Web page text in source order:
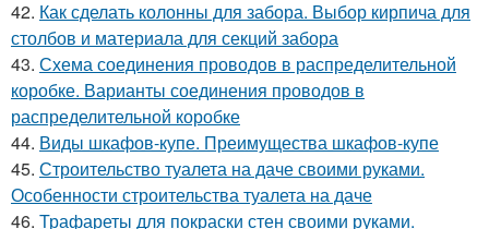
42. Как сделать колонны для забора. Выбор кирпича для
столбов и материала для секций забора
43. Схема соединения проводов в распределительной
коробке. Варианты соединения проводов в
распределительной коробке
44. Виды шкафов-купе. Преимущества шкафов-купе
45. Строительство туалета на даче своими руками.
Особенности строительства туалета на даче
46. Трафареты для покраски стен своими руками.